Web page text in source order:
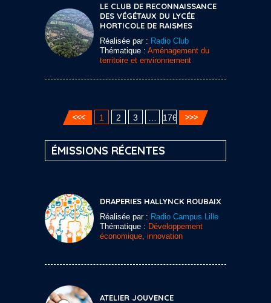
LE CLUB DE RECONNAISSANCE
DES VÉGÉTAUX DU LYCÉE
HORTICOLE DE RAISMES
Réalisée par : Radio Club
Thématique : Aménagement du
territoire et environnement
1 2 3 176
ÉMISSIONS RÉCENTES
DRAPERIES HALLYNCK ROUBAIX
Réalisée par : Radio Campus Lille
Thématique : Développement
économique, innovation
ATELIER JOUVENCE